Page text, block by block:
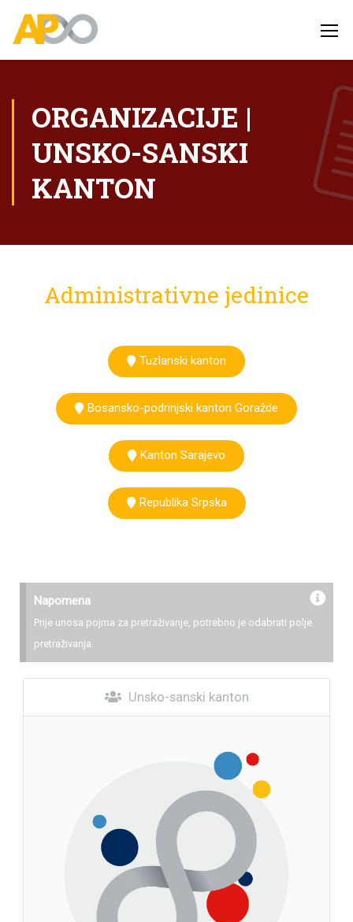
ORGANIZACIJE |
UNSKO-SANSKI
KANTON
Administrativne jedinice
Tuzlanski kanton
Bosansko-podrinjski kanton Goražde
Kanton Sarajevo
Republika Srpska
Napomena
Prije unosa pojma za pretraživanje, potrebno je odabrati polje
pretraživanja.
Unsko-sanski kanton